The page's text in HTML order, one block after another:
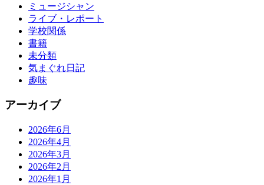
ミュージシャン
ライブ・レポート
学校関係
書籍
未分類
気まぐれ日記
趣味
アーカイブ
2026年6月
2026年4月
2026年3月
2026年2月
2026年1月